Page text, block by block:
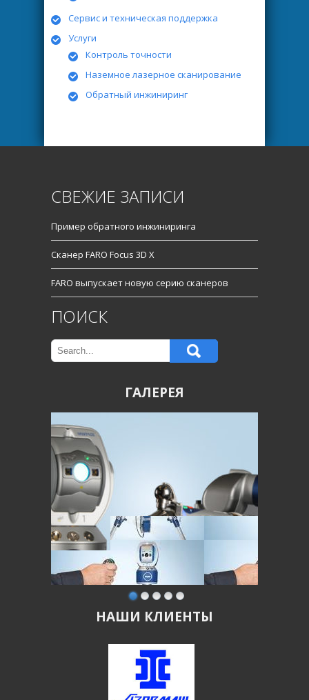
Сервис и техническая поддержка
Услуги
Контроль точности
Наземное лазерное сканирование
Обратный инжиниринг
СВЕЖИЕ ЗАПИСИ
Пример обратного инжиниринга
Сканер FARO Focus 3D X
FARO выпускает новую серию сканеров
ПОИСК
ГАЛЕРЕЯ
НАШИ КЛИЕНТЫ